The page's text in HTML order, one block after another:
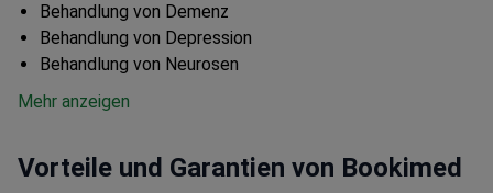
Behandlung von Demenz
Behandlung von Depression
Behandlung von Neurosen
Mehr anzeigen
Vorteile und Garantien von Bookimed